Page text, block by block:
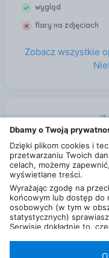
więc moim zdaniem
kilku dniach już nie
pojemności. Do
ten telefon budzi
czeluściach menu
co oferuje w foto i
kombajnem
wygląd
flary na zdjęciach
Zobacz wszystkie
Dbamy o Twoją
Dzięki plikom cookies i
przetwarzaniu Twoich
celach, możemy
wyświetlane treści.
Wyrażając zgodę na
końcowym lub dostęp do
osobowych (w tym w
statystycznych)
Serwisie dokładnie to,
internetowy, dane